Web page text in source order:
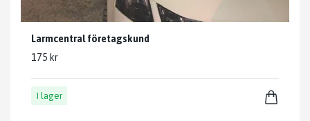
Larmcentral företagskund
175 kr
I lager